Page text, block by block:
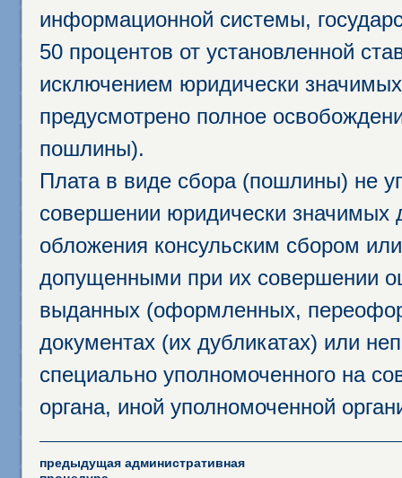
информационной системы,
50 процентов от установленной
исключением юридически
предусмотрено полное
пошлины).
Плата в виде сбора (пошлины) не
совершении юридически
обложения консульским сбором
допущенными при их совершении
выданных (оформленных,
документах (их дубликатах) или
специально уполномоченного на
органа, иной уполномоченной
предыдущая административная